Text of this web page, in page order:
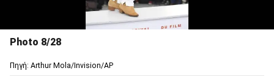
Photo 8/28
Πηγή: Arthur Mola/Invision/AP